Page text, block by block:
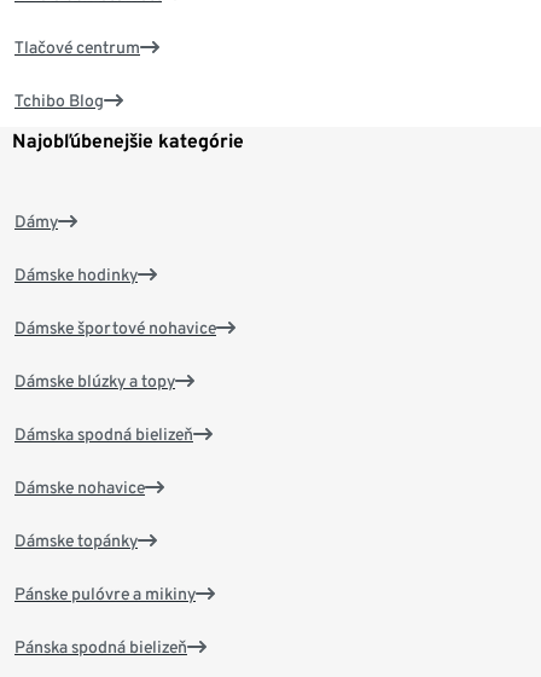
Tlačové centrum
Tchibo Blog
Najobľúbenejšie kategórie
Dámy
Dámske hodinky
Dámske športové nohavice
Dámske blúzky a topy
Dámska spodná bielizeň
Dámske nohavice
Dámske topánky
Pánske pulóvre a mikiny
Pánska spodná bielizeň